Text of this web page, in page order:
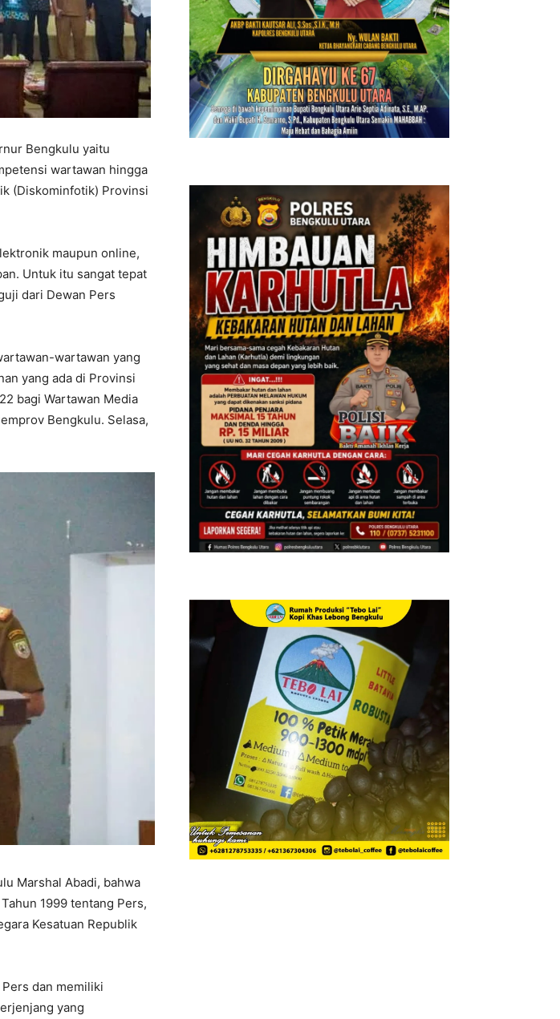
Bengkulu yaitu
wartawan hingga
(Diskominfotik) Provinsi
maupun online,
Untuk itu sangat tepat
dari Dewan Pers
wartawan yang
yang ada di Provinsi
bagi Wartawan Media
Bengkulu. Selasa,
Marshal Abadi, bahwa
1999 tentang Pers,
Kesatuan Republik
dan memiliki
yang